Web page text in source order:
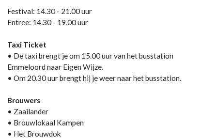
Festival: 14.30 - 21.00 uur
Entree: 14.30 - 19.00 uur
Taxi Ticket
• De taxi brengt je om 15.00 uur van het busstation
Emmeloord naar Eigen Wijze.
• Om 20.30 uur brengt hij je weer naar het busstation.
Brouwers
• Zaailander
• Brouwlokaal Kampen
• Het Brouwdok